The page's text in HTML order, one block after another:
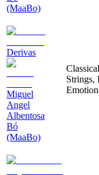
(MaaBo)
Derivas
Miguel
Angel
Albentosa
Bó
(MaaBo)
Strings,